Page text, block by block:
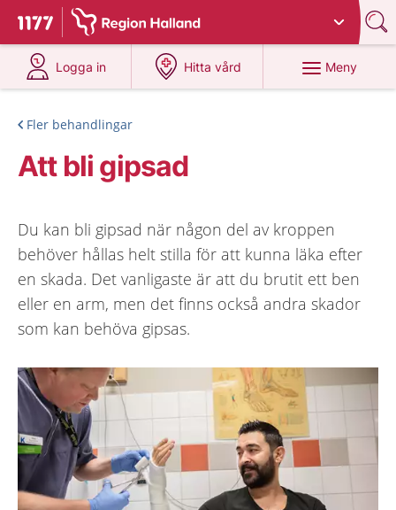
Till startsidan för 1177
Du har valt region Halland
Logga in
på 1177.se
Hitta vård
på 1177.se
Meny
Fler behandlingar
Att bli gipsad
Du kan bli gipsad när någon del av kroppen
behöver hållas helt stilla för att kunna läka efter
en skada. Det vanligaste är att du brutit ett ben
eller en arm, men det finns också andra skador
som kan behöva gipsas.